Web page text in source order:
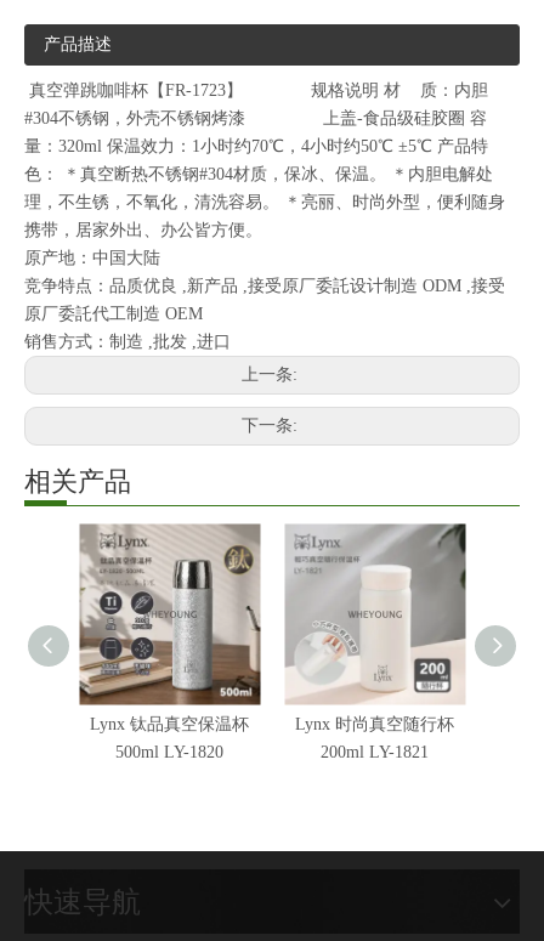
产品描述
真空弹跳咖啡杯【FR-1723】 规格说明 材 质：内胆
#304不锈钢，外壳不锈钢烤漆 上盖-食品级硅胶圈 容
量：320ml 保温效力：1小时约70℃，4小时约50℃ ±5℃ 产品特
色： ＊真空断热不锈钢#304材质，保冰、保温。 ＊内胆电解处
理，不生锈，不氧化，清洗容易。 ＊亮丽、时尚外型，便利随身
携带，居家外出、办公皆方便。
原产地：中国大陆
竞争特点：品质优良 ,新产品 ,接受原厂委託设计制造 ODM ,接受
原厂委託代工制造 OEM
销售方式：制造 ,批发 ,进口
上一条:
下一条:
相关产品
Lynx 钛品真空保温杯
500ml LY-1820
Lynx 时尚真空随行杯
200ml LY-1821
快速导航